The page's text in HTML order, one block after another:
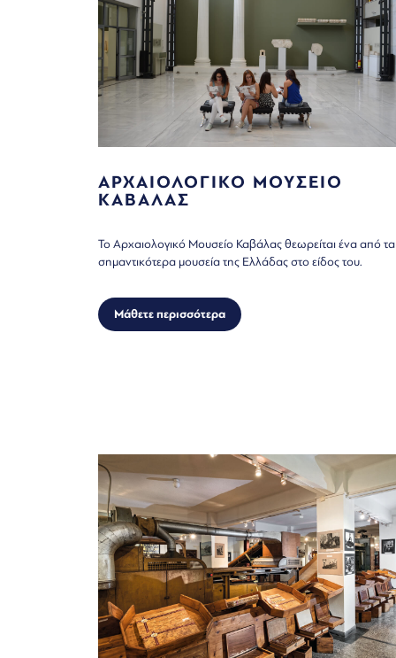
ΑΡΧΑΙΟΛΟΓΙΚΟ ΜΟΥΣΕΙΟ
ΚΑΒΑΛΑΣ
Το Αρχαιολογικό Μουσείο Καβάλας θεωρείται ένα από τα
σημαντικότερα μουσεία της Ελλάδας στο είδος του.
Μάθετε περισσότερα